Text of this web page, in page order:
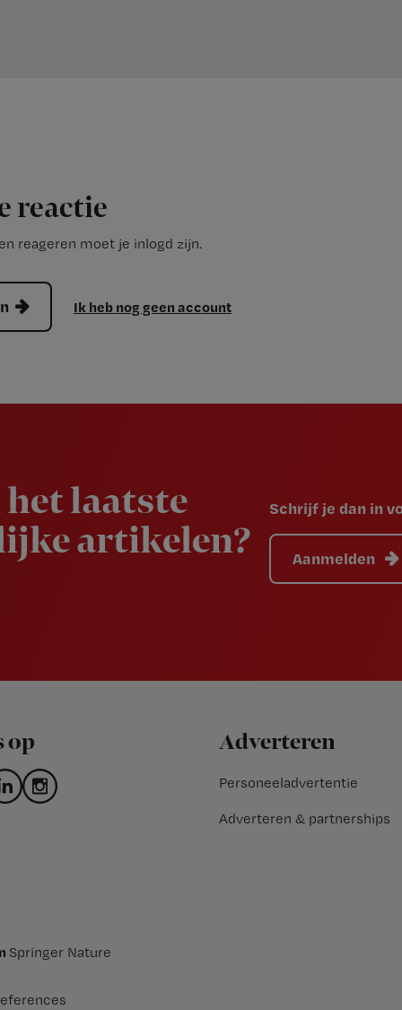
reactie
reageren moet je inlogd zijn.
Ik heb nog geen account
laatste
artikelen?
Schrijf je dan in
Aanmelden
op Adverteren
Personeeladvertentie
Adverteren & partnerships
Springer Nature